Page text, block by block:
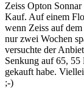
Zeiss Opton
Kauf. Auf einem
wenn Zeiss auf
nur zwei Wochen
versuchte der
Senkung auf 65,
gekauft habe.
;-)